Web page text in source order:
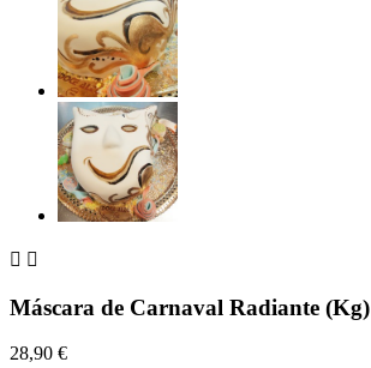
 
Máscara de Carnaval Radiante (Kg)
28,90 €